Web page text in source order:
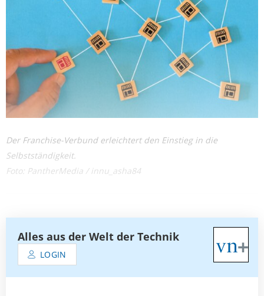
Der Franchise-Verbund erleichtert den Einstieg in die
Selbstständigkeit.
Foto: PantherMedia / innu_asha84
Alles aus der Welt der Technik
LOGIN